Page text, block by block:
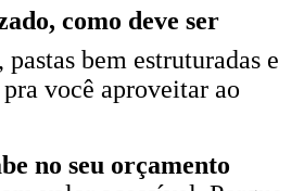
como deve ser
bem estruturadas e
você aproveitar ao
no seu orçamento